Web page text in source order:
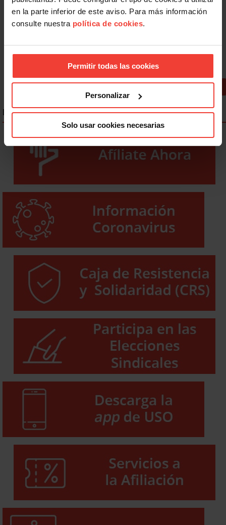
en la parte inferior de este aviso. Para más información
consulte nuestra política de cookies.
Permitir todas las cookies
Personalizar
Solo usar cookies necesarias
Servicios a la Afiliación
Promociones
Formación
Asesoría Jurídica
Caja de Resistencia y Solidaridad
ENLACES DESTACADOS